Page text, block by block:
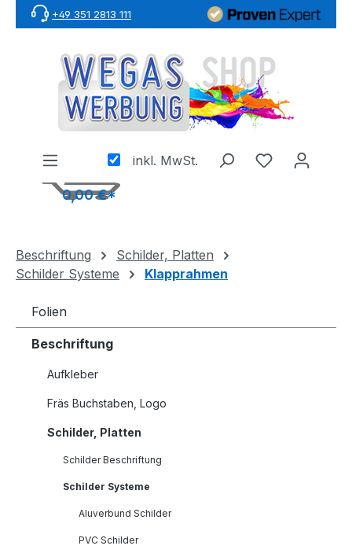
Zum Hauptinhalt springen
+49 351 2813 111
inkl. MwSt.
0,00 €*
Beschriftung
Schilder, Platten
Schilder Systeme
Klapprahmen
Folien
Beschriftung
Aufkleber
Fräs Buchstaben, Logo
Schilder, Platten
Schilder Beschriftung
Schilder Systeme
Aluverbund Schilder
PVC Schilder